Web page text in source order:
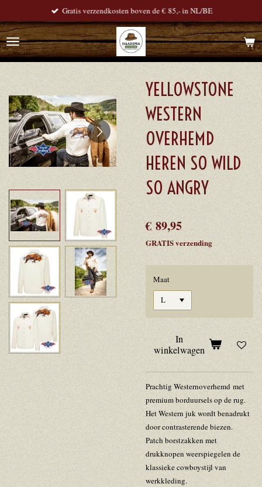
direct
naar
de
Gratis verzendkosten boven de € 85,- in NL/BE
YELLOWSTONE
WESTERN
OVERHEMD
HEREN SO WILD
SO ANGRY
€ 89,95
GRATIS verzending
Maat
In
winkelwagen
Prachtig Westernoverhemd met
premium borduursels op de rug.
Het Western juk wordt benadrukt
door contrasterende biezen.
Patch borstzakken met
drukknopen weerspiegelen de
klassieke cowboystijl van
werkkleding.